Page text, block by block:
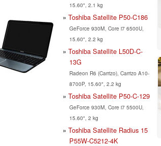
15.60", 2.1 kg
Toshiba Satellite P50-C186
GeForce 930M, Core i7 6500U,
15.60", 2.2 kg
Toshiba Satellite L50D-C-
13G
Radeon R6 (Carrizo), Carrizo A10-
8700P, 15.60", 2.2 kg
Toshiba Satellite P50-C-129
GeForce 930M, Core i7 5500U,
15.60", 2 kg
Toshiba Satellite Radius 15
P55W-C5212-4K